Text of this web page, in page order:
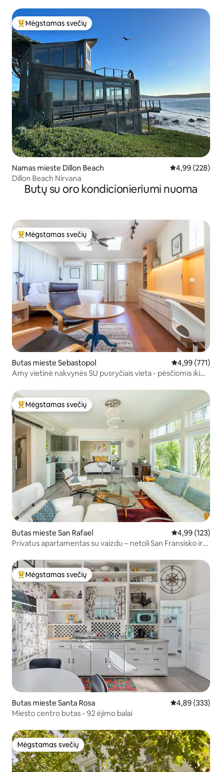
Svečių mėgstamiausias
Mėgstamas svečių
Namas mieste Dillon Beach Vidutinis
4,99 (228)
Dillon Beach Nirvana
Butų su oro kondicionieriumi nuoma
Svečių mėgstamiausias
Mėgstamas svečių
Butas mieste Sebastopol Vidutinis
4,99 (771)
Amy vietinė nakvynės SU pusryčiais vieta - pėsčiomis iki
Svečių mėgstamiausias
Mėgstamas svečių
Butas mieste San Rafael Vidutinis
4,99 (123)
Privatus apartamentas su vaizdu – netoli San Fransisko ir
Svečių mėgstamiausias
Mėgstamas svečių
Butas mieste Santa Rosa Vidutinis
4,89 (333)
Miesto centro butas - 92 ėjimo balai
Mėgstamas svečių
Mėgstamas svečių